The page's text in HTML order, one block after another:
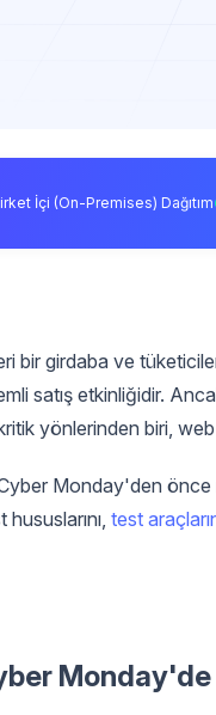
İçi (On-Premises) Dağıtım
girdaba ve tüketicileri
satış etkinliğidir.
yönlerinden biri,
Monday'den
test